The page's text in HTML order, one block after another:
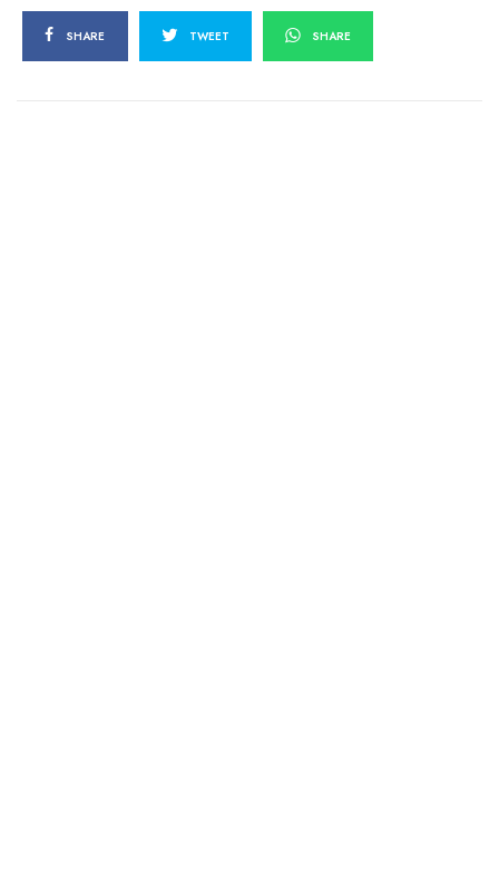
SHARE TWEET SHARE